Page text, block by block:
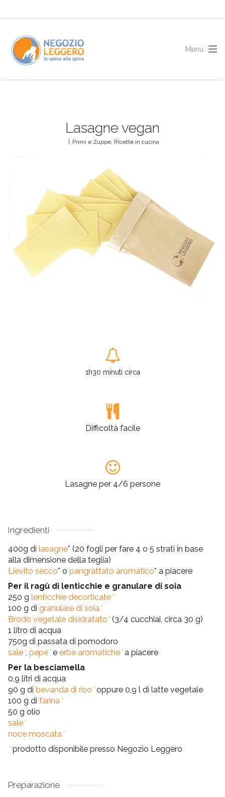
Lasagne vegan
Primi e Zuppe, Ricette in cucina
1h30 minuti circa
Difficoltà facile
Lasagne per 4/6 persone
Ingredienti
400g di lasagne* (20 fogli per fare 4 o 5 strati in base
alla dimensione della teglia)
Lievito secco* o pangrattato aromatico* a piacere
Per il ragù di lenticchie e granulare di soia
250 g lenticchie decorticate*
100 g di granulare di soia*
Brodo vegetale disidratato *(3/4 cucchiai, circa 30 g)
1 litro di acqua
750g di passata di pomodoro
sale*, pepe*e erbe aromatiche*a piacere
Per la besciamella
0,9 litri di acqua
90 g di bevanda di riso *oppure 0,9 l di latte vegetale
100 g di farina*
50 g olio
sale*
noce moscata*
*prodotto disponibile presso Negozio Leggero
Preparazione